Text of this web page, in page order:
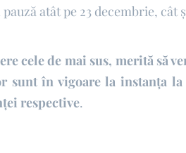
atât pe 23 decembrie, cât
cele de mai sus, merită să
sunt în vigoare la instanța la
ței respective.